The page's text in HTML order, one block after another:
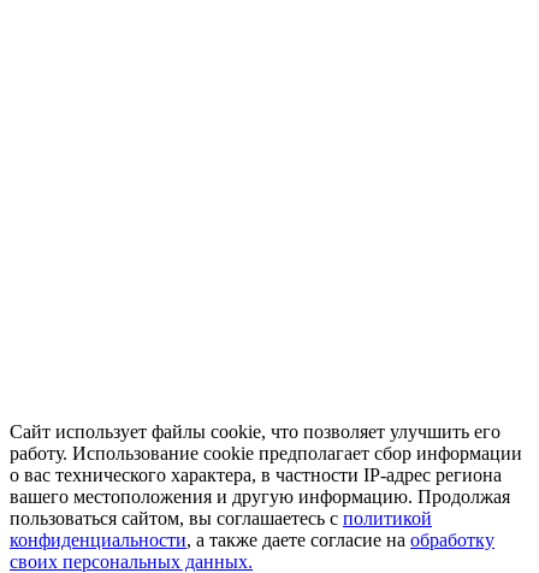
Сайт использует файлы cookie, что позволяет улучшить его
работу. Использование cookie предполагает сбор информации
о вас технического характера, в частности IP-адрес региона
вашего местоположения и другую информацию. Продолжая
пользоваться сайтом, вы соглашаетесь с политикой
конфиденциальности, а также даете согласие на обработку
своих персональных данных.